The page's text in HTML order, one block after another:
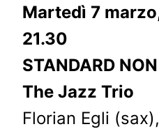
Martedì 7
21.30
STANDARD
The Jazz Trio
Florian Egli